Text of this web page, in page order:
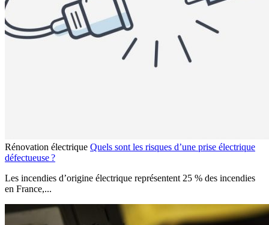
Rénovation électrique Quels sont les risques d’une prise électrique
défectueuse ?
Les incendies d’origine électrique représentent 25 % des incendies
en France,...